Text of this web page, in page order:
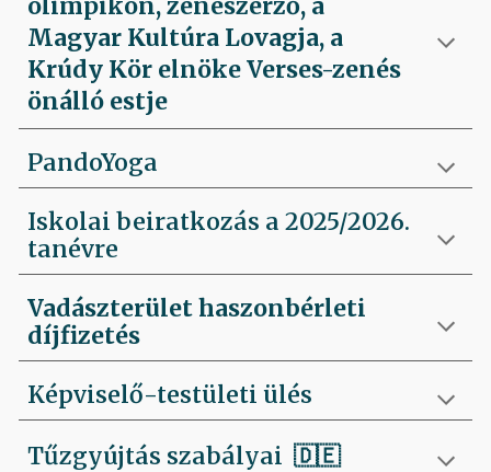
olimpikon, zeneszerző, a
Magyar Kultúra Lovagja, a
Krúdy Kör elnöke Verses-zenés
önálló estje
PandoYoga
Iskolai beiratkozás a 2025/2026.
tanévre
Vadászterület haszonbérleti
díjfizetés
Képviselő-testületi ülés
Tűzgyújtás szabályai🇩🇪